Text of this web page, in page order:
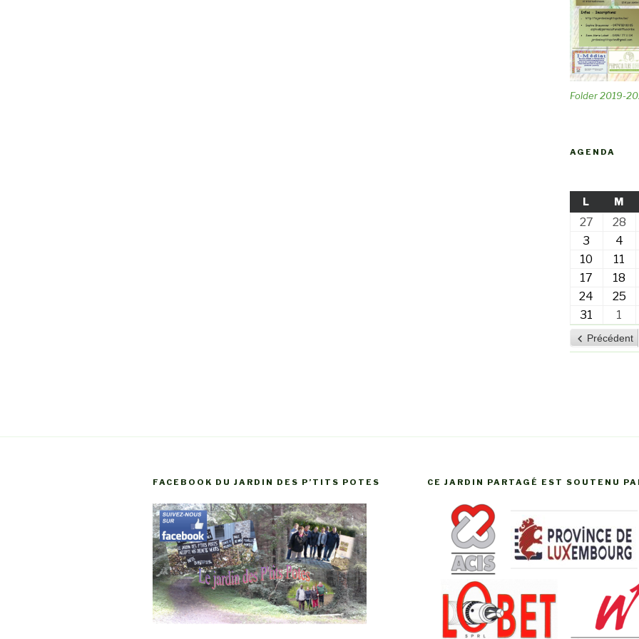
Folder 2019-
AGENDA
L LUNDI
M
2727
juillet
2026
2828
3
août
2026
44
10
août
2026
11
17
août
2026
18
24
août
2026
2525
31
août
2026
1
Précédent
FACEBOOK DU JARDIN DES P’TITS POTES CE JARDIN PARTAGÉ EST SOUTENU